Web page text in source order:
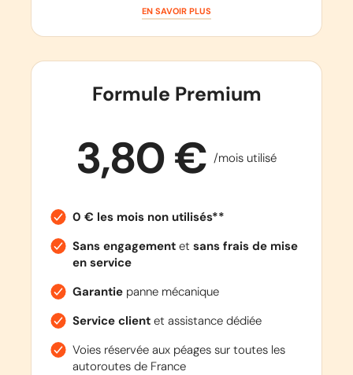
EN SAVOIR PLUS
Formule Premium
3,80 € /mois utilisé
0 € les mois non utilisés**
Sans engagementet sans frais de mise
en service
Garantiepanne mécanique
Service clientet assistance dédiée
Voies réservée aux péages sur toutes les
autoroutes de France